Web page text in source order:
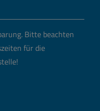
Bitte beachten
für die